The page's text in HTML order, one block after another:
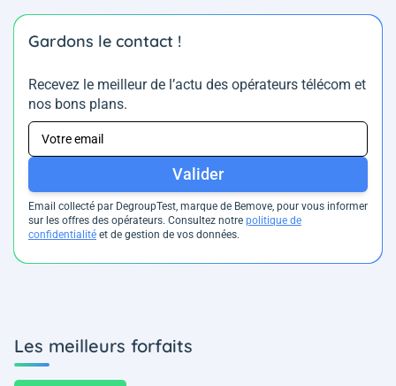
Gardons le contact !
Recevez le meilleur de l’actu des opérateurs télécom et
nos bons plans.
Valider
Email collecté par DegroupTest, marque de Bemove, pour vous informer
sur les offres des opérateurs. Consultez notre politique de
confidentialité et de gestion de vos données.
Les meilleurs forfaits